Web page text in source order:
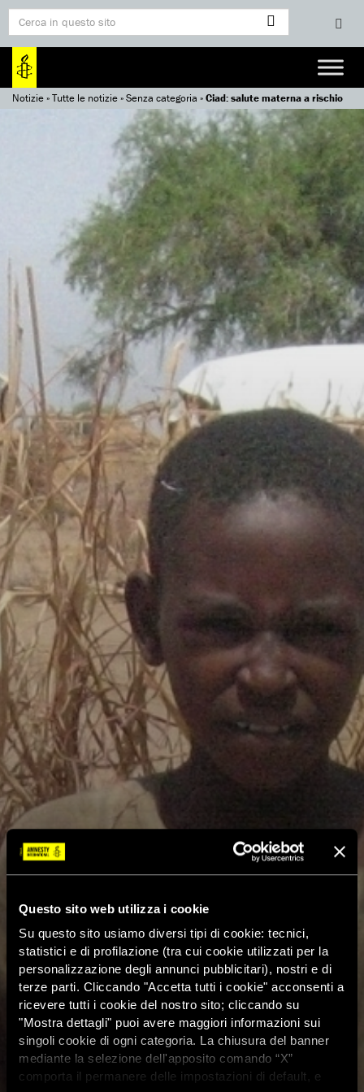
Questo sito web utilizza i cookie
Su questo sito usiamo diversi tipi di cookie: tecnici,
statistici e di profilazione (tra cui cookie utilizzati per la
personalizzazione degli annunci pubblicitari), nostri e di
terze parti. Cliccando "Accetta tutti i cookie" acconsenti a
ricevere tutti i cookie del nostro sito; cliccando su
"Mostra dettagli" puoi avere maggiori informazioni sui
singoli cookie di ogni categoria. La chiusura del banner
mediante la selezione dell'apposito comando “X”
comporta il permanere delle impostazioni di default, e
Notizie»Tutte le notizie»Senza categoria »Ciad: salute materna a rischio